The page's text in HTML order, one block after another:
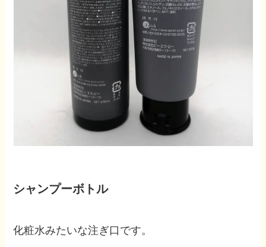
シャンプーボトル
化粧水みたいな注ぎ口です。